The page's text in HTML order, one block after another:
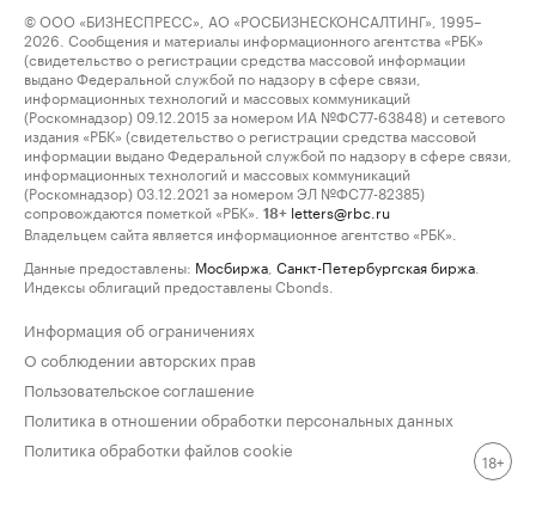
© ООО «БИЗНЕСПРЕСС», АО «РОСБИЗНЕСКОНСАЛТИНГ», 1995–
2026. Сообщения и материалы информационного агентства «РБК»
(свидетельство о регистрации средства массовой информации
выдано Федеральной службой по надзору в сфере связи,
информационных технологий и массовых коммуникаций
(Роскомнадзор) 09.12.2015 за номером ИА №ФС77-63848) и сетевого
издания «РБК» (свидетельство о регистрации средства массовой
информации выдано Федеральной службой по надзору в сфере связи,
информационных технологий и массовых коммуникаций
(Роскомнадзор) 03.12.2021 за номером ЭЛ №ФС77-82385)
сопровождаются пометкой «РБК».
18+ letters@rbc.ru
Владельцем сайта является информационное агентство «РБК».
Данные предоставлены: Мосбиржа Санкт-Петербургская биржа
Индексы облигаций предоставлены Cbonds.
Информация об ограничениях
О соблюдении авторских прав
Пользовательское соглашение
Политика в отношении обработки персональных данных
Политика обработки файлов cookie
18+